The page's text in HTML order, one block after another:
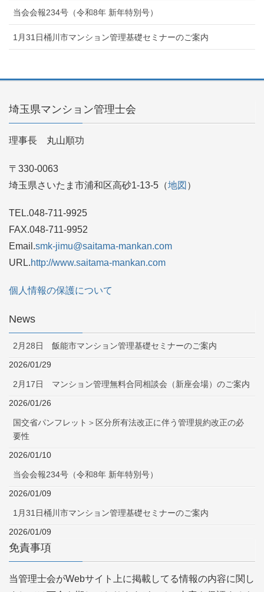
当会会報234号（令和8年 新年特別号）
1月31日桶川市マンション管理基礎セミナーのご案内
埼玉県マンション管理士会
理事長 丸山順功
〒330-0063
埼玉県さいたま市浦和区高砂1-13-5（地図 ）
TEL.048-711-9925
FAX.048-711-9952
Email.smk-jimu@saitama-mankan.com
URL.http://www.saitama-mankan.com
個人情報の保護について
News
2月28日 飯能市マンション管理基礎セミナーのご案内
2026/01/29
2月17日 マンション管理無料合同相談会（新座会場）のご案内
2026/01/26
国交省パンフレット＞区分所有法改正に伴う管理規約改正の必
要性
2026/01/10
当会会報234号（令和8年 新年特別号）
2026/01/09
1月31日桶川市マンション管理基礎セミナーのご案内
2026/01/09
免責事項
当管理士会がWebサイト上に掲載してる情報の内容に関し